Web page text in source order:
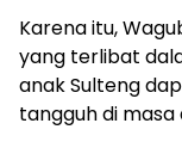
Karena itu,
yang terlibat
anak Sulteng
tangguh di masa